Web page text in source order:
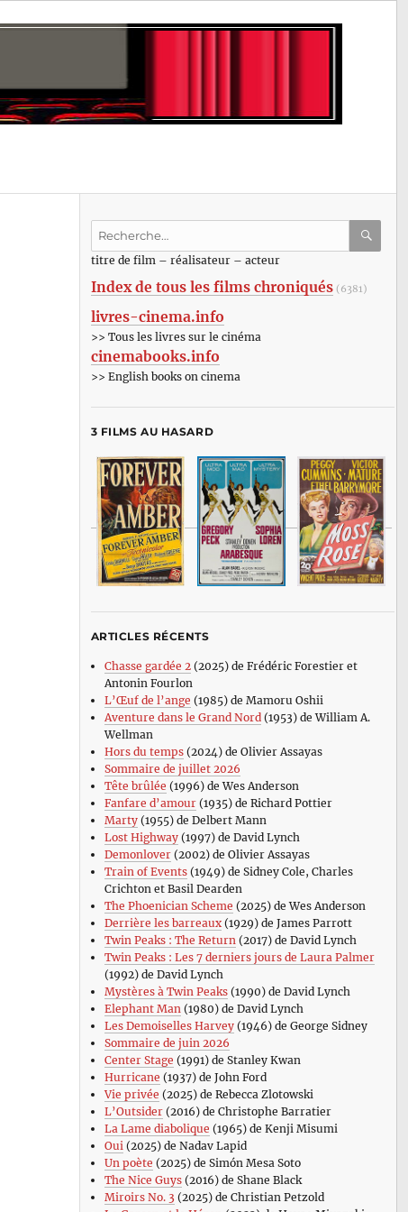
Recherche
:titre de film – réalisateur – acteur
Index de tous les films chroniqués (6381)
livres-cinema.info
>> Tous les livres sur le cinéma
cinemabooks.info
>> English books on cinema
3 FILMS AU HASARD
ARTICLES RÉCENTS
Chasse gardée 2(2025) de Frédéric Forestier et
Antonin Fourlon
L’Œuf de l’ange (1985) de Mamoru Oshii
Aventure dans le Grand Nord(1953) de William A.
Wellman
Hors du temps(2024) de Olivier Assayas
Sommaire de juillet 2026
Tête brûlée (1996) de Wes Anderson
Fanfare d’amour(1935) de Richard Pottier
Marty(1955) de Delbert Mann
Lost Highway(1997) de David Lynch
Demonlover(2002) de Olivier Assayas
Train of Events(1949) de Sidney Cole, Charles
Crichton et Basil Dearden
The Phoenician Scheme (2025) de Wes Anderson
Derrière les barreaux(1929) de James Parrott
Twin Peaks : The Return(2017) de David Lynch
Twin Peaks : Les 7 derniers jours de Laura Palmer
(1992) de David Lynch
Mystères à Twin Peaks(1990) de David Lynch
Elephant Man(1980) de David Lynch
Les Demoiselles Harvey(1946) de George Sidney
Sommaire de juin 2026
Center Stage (1991) de Stanley Kwan
Hurricane (1937) de John Ford
Vie privée (2025) de Rebecca Zlotowski
L’Outsider(2016) de Christophe Barratier
La Lame diabolique (1965) de Kenji Misumi
Oui(2025) de Nadav Lapid
Un poète (2025) de Simón Mesa Soto
The Nice Guys(2016) de Shane Black
Miroirs No. 3 (2025) de Christian Petzold